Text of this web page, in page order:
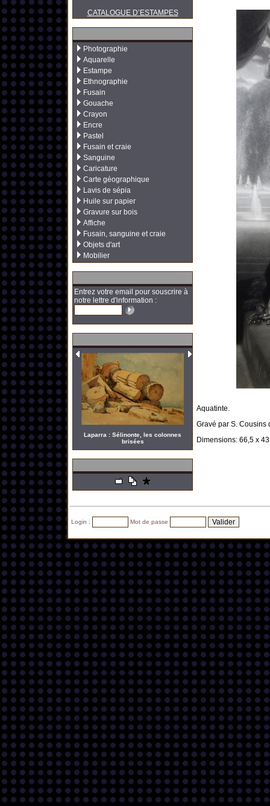
CATALOGUE D’ESTAMPES
Photographie
Aquarelle
Estampe
Ethnographie
Fusain
Gouache
Crayon
Encre
Pastel
Fusain et craie
Sanguine
Caricature
Carte géographique
Lavis de sépia
Huile sur papier
Gravure sur bois
Affiche
Fusain, sanguine et craie
Objets d'art
Mobilier
Entrez votre email pour souscrire à
notre lettre d'information :
Laparra : Sélinonte, les colonnes
brisées
Aquatinte.
Gravé par S. Cousins
Dimensions: 66,5 x
Login : Mot de passe